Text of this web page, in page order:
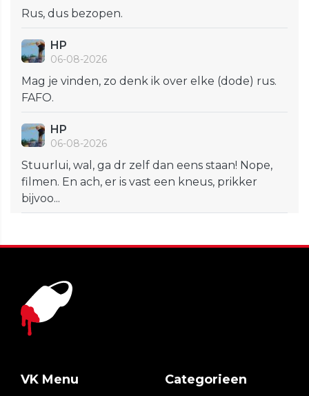
Rus, dus bezopen.
HP
06-08-2026
Mag je vinden, zo denk ik over elke (dode) rus.
FAFO.
HP
06-08-2026
Stuurlui, wal, ga dr zelf dan eens staan! Nope,
filmen. En ach, er is vast een kneus, prikker
bijvoo...
VK Menu Categorieen